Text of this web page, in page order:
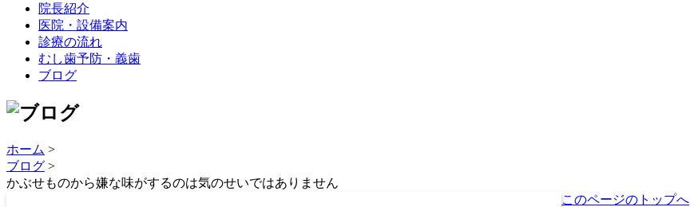
院長紹介
医院・設備案内
診療の流れ
むし歯予防・義歯
ブログ
ホーム >
ブログ >
かぶせものから嫌な味がするのは気のせいではありません
このページのトップへ